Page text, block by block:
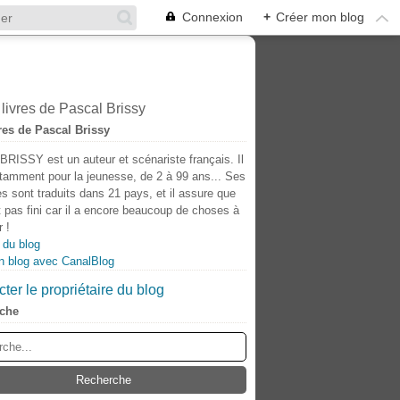
Connexion + Créer mon blog
de Pascal Brissy
est un auteur et scénariste français. Il
pour la jeunesse, de 2 à 99 ans... Ses
sont traduits dans 21 pays, et il assure que
pas fini car il a encore beaucoup de choses à
!
blog
blog avec CanalBlog
le propriétaire du blog